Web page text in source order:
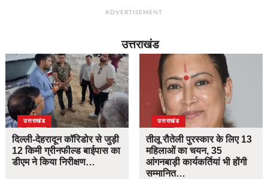
ADVERTISEMENT
उत्तराखंड
उत्तराखंड
दिल्ली-देहरादून कॉरिडोर से जुड़ी
12 किमी ग्रीनफील्ड बाईपास का
डीएम ने किया निरीक्षण…
उत्तराखंड
तीलू रौतेली पुरस्कार के लिए 13
महिलाओं का चयन, 35
आंगनबाड़ी कार्यकर्तियां भी होंगी
सम्मानित…